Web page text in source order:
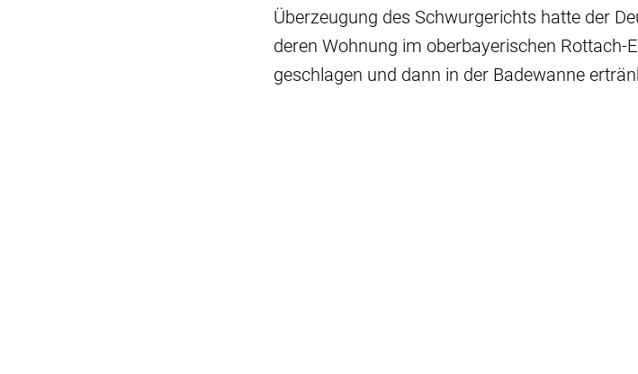
Überzeugung des Schwurgerichts hatte der
deren Wohnung im oberbayerischen Rottach-
geschlagen und dann in der Badewanne